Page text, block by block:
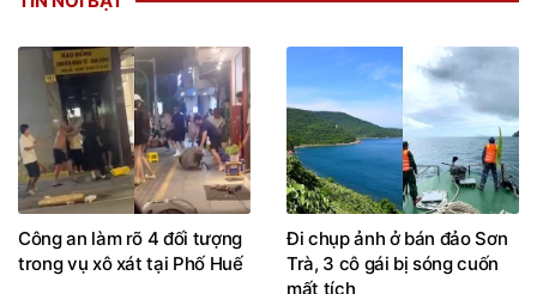
Công an làm rõ 4 đối tượng
trong vụ xô xát tại Phố Huế
Đi chụp ảnh ở bán đảo Sơn
Trà, 3 cô gái bị sóng cuốn
mất tích